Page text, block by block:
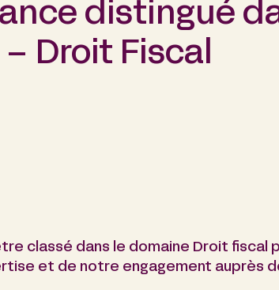
distingué
Droit Fiscal
classé dans le domaine Droit
et de notre engagement auprès